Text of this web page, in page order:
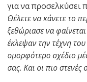
για να προσελκύσει
Θέλετε να κάνετε το
ξεθώριασε να
έκλεψαν την τέχνη
ομορφότερο σχέδιο
σας. Και οι πιο